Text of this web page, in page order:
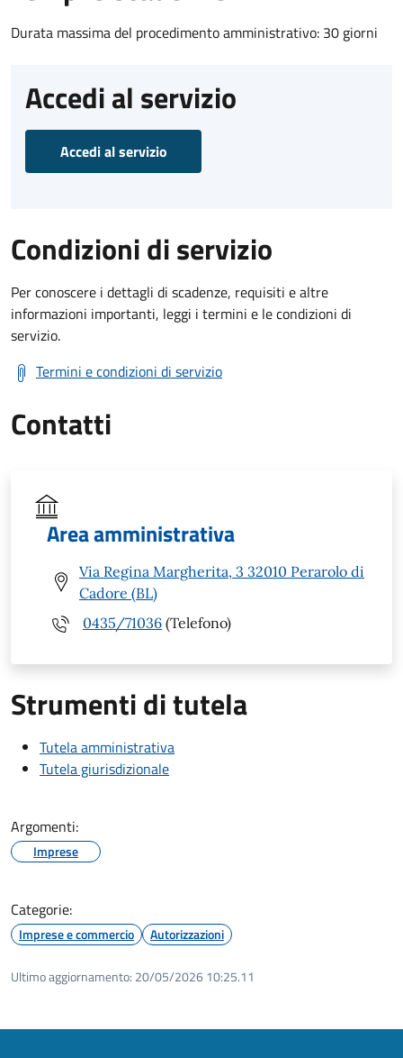
Durata massima del procedimento amministrativo: 30 giorni
Accedi al servizio
Accedi al servizio
Condizioni di servizio
Per conoscere i dettagli di scadenze, requisiti e altre
informazioni importanti, leggi i termini e le condizioni di
servizio.
Termini e condizioni di servizio
Contatti
Area amministrativa
Via Regina Margherita, 3 32010 Perarolo di
Cadore (BL)
0435/71036 (Telefono)
Strumenti di tutela
Tutela amministrativa
Tutela giurisdizionale
Argomenti:
Imprese
Categorie:
Imprese e commercio Autorizzazioni
Ultimo aggiornamento: 20/05/2026 10:25.11